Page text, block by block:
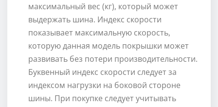
максимальный вес (кг), который может
выдержать шина. Индекс скорости
показывает максимальную скорость,
которую данная модель покрышки может
развивать без потери производительности.
Буквенный индекс скорости следует за
индексом нагрузки на боковой стороне
шины. При покупке следует учитывать